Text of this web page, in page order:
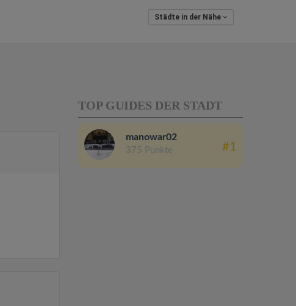
Städte in der Nähe
TOP GUIDES DER STADT
manowar02
375 Punkte #1